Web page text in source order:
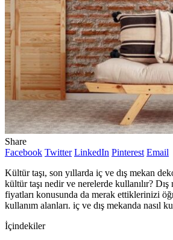
Share
Facebook Twitter LinkedIn Pinterest Email
Kültür taşı, son yıllarda iç ve dış mekan
kültür taşı nedir ve nerelerde kullanılır?
fiyatları konusunda da merak ettiklerinizi
kullanım alanları. iç ve dış mekanda nasıl
İçindekiler